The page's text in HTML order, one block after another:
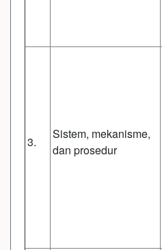
3.
Sistem, mekanisme,
dan prosedur